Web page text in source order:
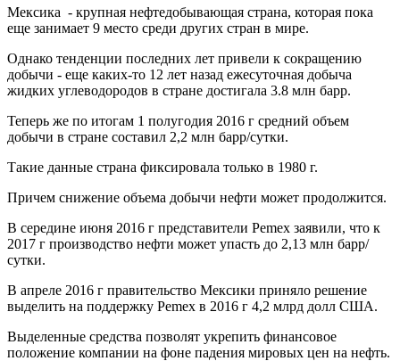
Мексика - крупная нефтедобывающая страна, которая пока
еще занимает 9 место среди других стран в мире.
Однако тенденции последних лет привели к сокращению
добычи - еще каких-то 12 лет назад ежесуточная добыча
жидких углеводородов в стране достигала 3.8 млн барр.
Теперь же по итогам 1 полугодия 2016 г средний объем
добычи в стране составил 2,2 млн барр/сутки.
Такие данные страна фиксировала только в 1980 г.
Причем снижение объема добычи нефти может продолжится.
В середине июня 2016 г представители Pemex заявили, что к
2017 г производство нефти может упасть до 2,13 млн барр/
сутки.
В апреле 2016 г правительство Мексики приняло решение
выделить на поддержку Pemex в 2016 г 4,2 млрд долл США.
Выделенные средства позволят укрепить финансовое
положение компании на фоне падения мировых цен на нефть.